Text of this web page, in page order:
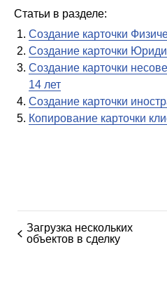
Статьи в разделе:
Создание карточки
Создание карточки
Создание карточки
14 лет
Создание карточки
Копирование карточки
Загрузка нескольких
объектов в сделку